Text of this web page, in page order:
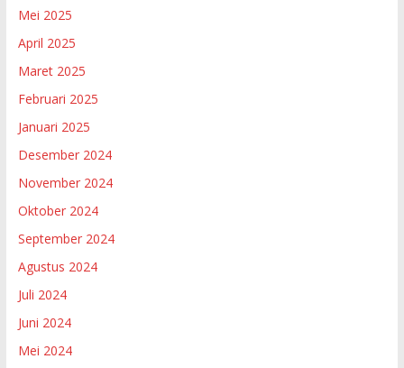
Mei 2025
April 2025
Maret 2025
Februari 2025
Januari 2025
Desember 2024
November 2024
Oktober 2024
September 2024
Agustus 2024
Juli 2024
Juni 2024
Mei 2024